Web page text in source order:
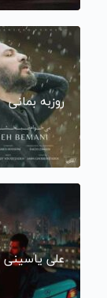
روزبه بمانی
علی یاسینی